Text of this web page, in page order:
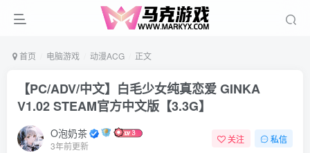
首页 电脑游戏 动漫ACG 正文
【PC/ADV/中文】白毛少女纯真恋爱 GINKA
V1.02 STEAM官方中文版【3.3G】
O泡奶茶
3年前更新
关注 私信